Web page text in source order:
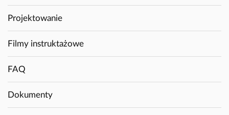
Projektowanie
Filmy instruktażowe
FAQ
Dokumenty